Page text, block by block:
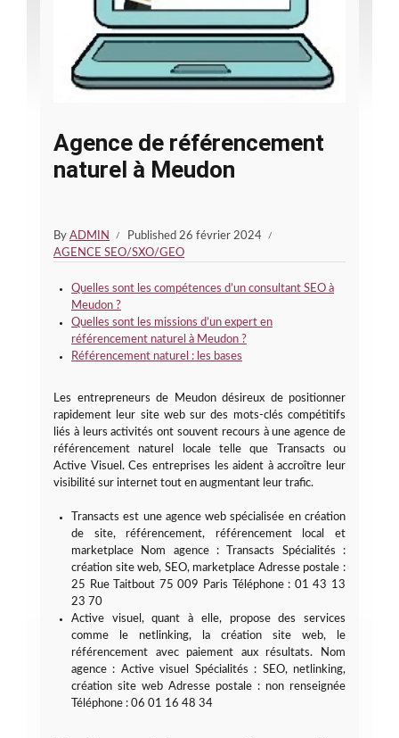
Agence de référencement
naturel à Meudon
By ADMIN Published 26 février 2024
AGENCE SEO/SXO/GEO
Quelles sont les compétences d’un consultant SEO à
Meudon ?
Quelles sont les missions d’un expert en
référencement naturel à Meudon ?
Référencement naturel : les bases
Les entrepreneurs de Meudon désireux de positionner
rapidement leur site web sur des mots-clés compétitifs
liés à leurs activités ont souvent recours à une agence de
référencement naturel locale telle que Transacts ou
Active Visuel. Ces entreprises les aident à accroître leur
visibilité sur internet tout en augmentant leur trafic.
Transacts est une agence web spécialisée en création
de site, référencement, référencement local et
marketplace Nom agence : Transacts Spécialités :
création site web, SEO, marketplace Adresse postale :
25 Rue Taitbout 75 009 Paris Téléphone : 01 43 13
23 70
Active visuel, quant à elle, propose des services
comme le netlinking, la création site web, le
référencement avec paiement aux résultats. Nom
agence : Active visuel Spécialités : SEO, netlinking,
création site web Adresse postale : non renseignée
Téléphone : 06 01 16 48 34